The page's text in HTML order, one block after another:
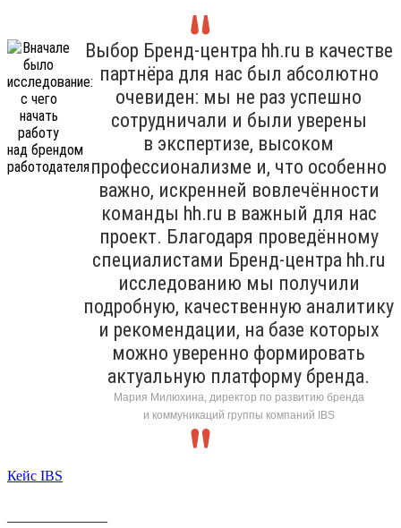
Выбор Бренд-центра hh.ru в качестве
партнёра для нас был абсолютно
очевиден: мы не раз успешно
сотрудничали и были уверены
в экспертизе, высоком
профессионализме и, что особенно
важно, искренней вовлечённости
команды hh.ru в важный для нас
проект. Благодаря проведённому
специалистами Бренд-центра hh.ru
исследованию мы получили
подробную, качественную аналитику
и рекомендации, на базе которых
можно уверенно формировать
актуальную платформу бренда.
Мария Милюхина, директор по развитию бренда
и коммуникаций группы компаний IBS
Кейс IBS